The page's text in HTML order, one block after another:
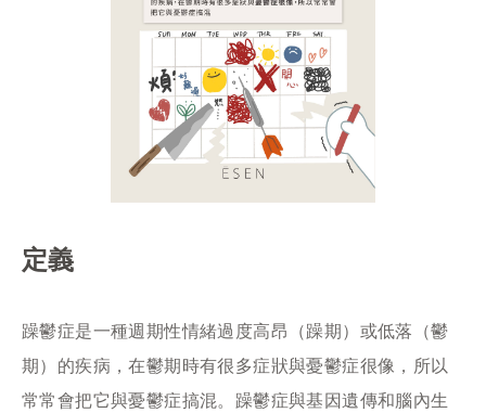
定義
躁鬱症是一種週期性情緒過度高昂（躁期）或低落（鬱
期）的疾病，在鬱期時有很多症狀與憂鬱症很像，所以
常常會把它與憂鬱症搞混。躁鬱症與基因遺傳和腦內生